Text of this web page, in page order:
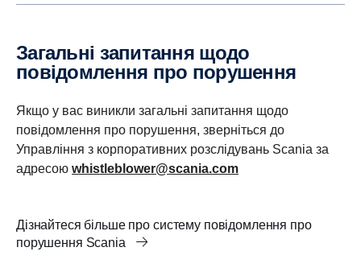
Загальні запитання щодо
повідомлення про порушення
Якщо у вас виникли загальні запитання щодо
повідомлення про порушення, зверніться до
Управління з корпоративних розслідувань Scania за
адресою whistleblower@scania.com
Дізнайтеся більше про систему повідомлення про
порушення Scania